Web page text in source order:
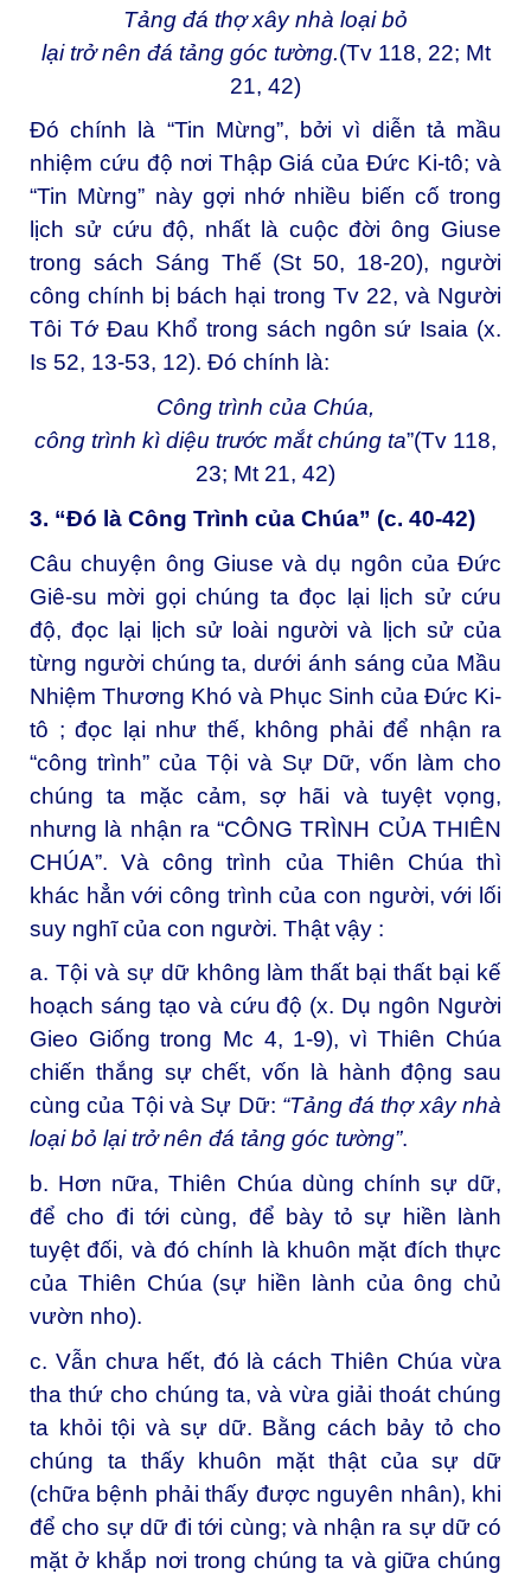
Tảng đá thợ xây nhà loại bỏ
lại trở nên đá tảng góc tường.(Tv 118, 22; Mt
21, 42)
Đó chính là “Tin Mừng”, bởi vì diễn tả mầu
nhiệm cứu độ nơi Thập Giá của Đức Ki-tô; và
“Tin Mừng” này gợi nhớ nhiều biến cố trong
lịch sử cứu độ, nhất là cuộc đời ông Giuse
trong sách Sáng Thế (St 50, 18-20), người
công chính bị bách hại trong Tv 22, và Người
Tôi Tớ Đau Khổ trong sách ngôn sứ Isaia (x.
Is 52, 13-53, 12). Đó chính là:
Công trình của Chúa,
công trình kì diệu trước mắt chúng ta”(Tv 118,
23; Mt 21, 42)
3. “Đó là Công Trình của Chúa” (c. 40-42)
Câu chuyện ông Giuse và dụ ngôn của Đức
Giê-su mời gọi chúng ta đọc lại lịch sử cứu
độ, đọc lại lịch sử loài người và lịch sử của
từng người chúng ta, dưới ánh sáng của Mầu
Nhiệm Thương Khó và Phục Sinh của Đức Ki-
tô ; đọc lại như thế, không phải để nhận ra
“công trình” của Tội và Sự Dữ, vốn làm cho
chúng ta mặc cảm, sợ hãi và tuyệt vọng,
nhưng là nhận ra “CÔNG TRÌNH CỦA THIÊN
CHÚA”. Và công trình của Thiên Chúa thì
khác hẳn với công trình của con người, với lối
suy nghĩ của con người. Thật vậy :
a. Tội và sự dữ không làm thất bại thất bại kế
hoạch sáng tạo và cứu độ (x. Dụ ngôn Người
Gieo Giống trong Mc 4, 1-9), vì Thiên Chúa
chiến thắng sự chết, vốn là hành động sau
cùng của Tội và Sự Dữ: “Tảng đá thợ xây nhà
loại bỏ lại trở nên đá tảng góc tường”.
b. Hơn nữa, Thiên Chúa dùng chính sự dữ,
để cho đi tới cùng, để bày tỏ sự hiền lành
tuyệt đối, và đó chính là khuôn mặt đích thực
của Thiên Chúa (sự hiền lành của ông chủ
vườn nho).
c. Vẫn chưa hết, đó là cách Thiên Chúa vừa
tha thứ cho chúng ta, và vừa giải thoát chúng
ta khỏi tội và sự dữ. Bằng cách bảy tỏ cho
chúng ta thấy khuôn mặt thật của sự dữ
(chữa bệnh phải thấy được nguyên nhân), khi
để cho sự dữ đi tới cùng; và nhận ra sự dữ có
mặt ở khắp nơi trong chúng ta và giữa chúng